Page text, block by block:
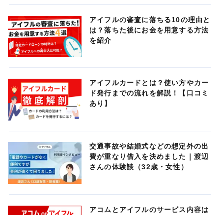
アイフルの審査に落ちる10の理由と
は？落ちた後にお金を用意する方法
を紹介
アイフルカードとは？使い方やカー
ド発行までの流れを解説！【口コミ
あり】
交通事故や結婚式などの想定外の出
費が重なり借入を決めました｜渡辺
さんの体験談（32歳・女性）
アコムとアイフルのサービス内容は